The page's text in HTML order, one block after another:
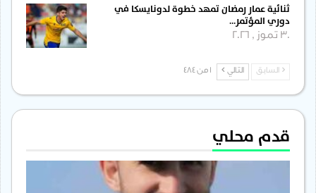
ثنائية عمار رمضان تمهد خطوة لدونايسكا في
دوري المؤتمر…
30 تموز , 2026
السابق التالي
قدم محلي